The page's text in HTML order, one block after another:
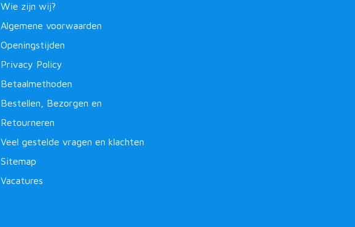
Wie zijn wij?
Algemene voorwaarden
Openingstijden
Privacy Policy
Betaalmethoden
Bestellen, Bezorgen en
Retourneren
Veel gestelde vragen en klachten
Sitemap
Vacatures